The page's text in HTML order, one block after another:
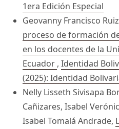
1era Edición Especial
Geovanny Francisco
proceso de formación
en los docentes de la
Ecuador , Identidad
(2025): Identidad
Nelly Lisseth Sivisapa
Cañizares, Isabel
Isabel Tomalá Andrade,